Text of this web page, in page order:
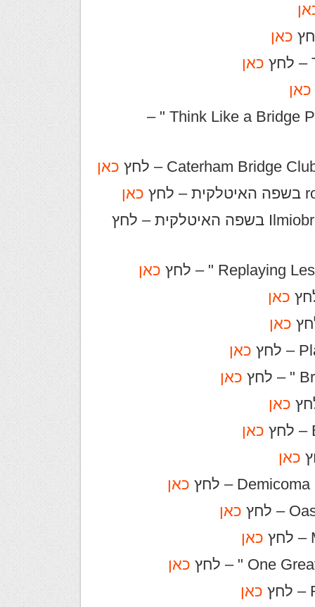
כאן
כאן
כאן
לשיעורי " Think Like a Bridge Player with Mike Cappelletti " –
כאן
כאן
כאן
כאן
כאן
כאן
כאן
כאן
כאן
כאן
כאן
כאן
כאן
כאן
כאן